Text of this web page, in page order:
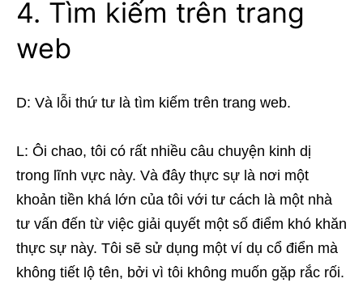
4. Tìm kiếm trên trang
web
D: Và lỗi thứ tư là tìm kiếm trên trang web.
L: Ôi chao, tôi có rất nhiều câu chuyện kinh dị
trong lĩnh vực này. Và đây thực sự là nơi một
khoản tiền khá lớn của tôi với tư cách là một nhà
tư vấn đến từ việc giải quyết một số điểm khó khăn
thực sự này. Tôi sẽ sử dụng một ví dụ cổ điển mà
không tiết lộ tên, bởi vì tôi không muốn gặp rắc rối.